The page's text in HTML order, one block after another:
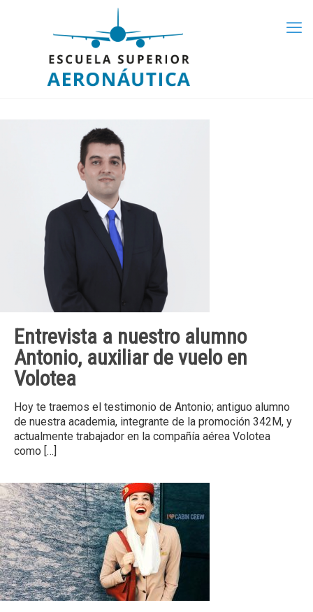
Entrevista a nuestro alumno
Antonio, auxiliar de vuelo en
Volotea
Hoy te traemos el testimonio de Antonio; antiguo alumno
de nuestra academia, integrante de la promoción 342M, y
actualmente trabajador en la compañía aérea Volotea
como […]